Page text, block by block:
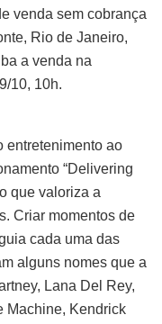
venda sem cobrança
Rio de Janeiro,
a venda na
10, 10h.
entretenimento ao
“Delivering
que valoriza a
Criar momentos de
cada uma das
alguns nomes que a
Lana Del Rey,
Machine, Kendrick